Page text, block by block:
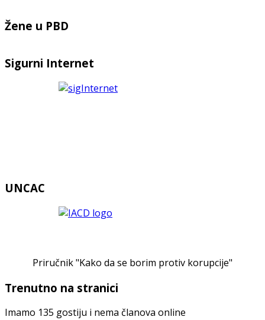
Žene u PBD
Sigurni Internet
UNCAC
Priručnik "Kako da se borim protiv korupcije"
Trenutno na stranici
Imamo 135 gostiju i nema članova online